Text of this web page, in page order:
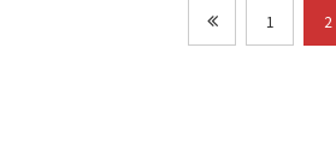
1 2